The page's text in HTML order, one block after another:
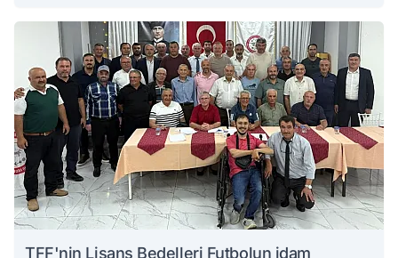
TFF'nin Lisans Bedelleri Futbolun idam